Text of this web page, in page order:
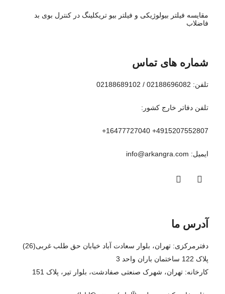
مقایسه فیلتر بیولوژیکی و فیلتر بیو تریکلینگ در کنترل بوی بد
فاضلاب
شماره های تماس
تلفن: 02188696082 / 02188689102
تلفن دفاتر خارج کشور:
4915207552807+ 16477727040+
ایمیل:‌ info@arkangra.com
آدرس ما
دفترمرکزی: تهران، بلوار سعادت آباد خیابان حق طلب غربی(26)
پلاک 122 ساختمان باران واحد 3
کارخانه: تهران، شهرک صنعتی صفادشت، بلوار تیر، پلاک 151